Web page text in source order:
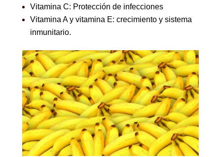
Vitamina C: Protección de infecciones
Vitamina A y vitamina E: crecimiento y sistema
inmunitario.